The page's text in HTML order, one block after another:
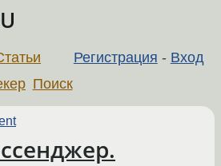
Регистрация - Вход
Поиск